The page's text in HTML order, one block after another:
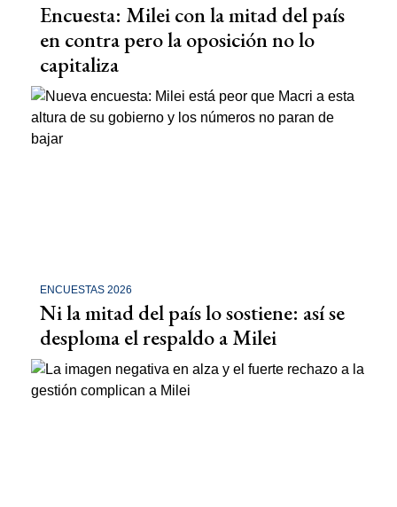
Encuesta: Milei con la mitad del país
en contra pero la oposición no lo
capitaliza
ENCUESTAS 2026
Ni la mitad del país lo sostiene: así se
desploma el respaldo a Milei